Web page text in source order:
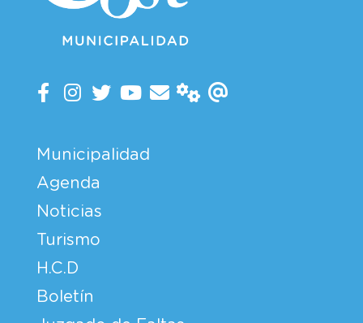
Municipalidad
Agenda
Noticias
Turismo
H.C.D
Boletín